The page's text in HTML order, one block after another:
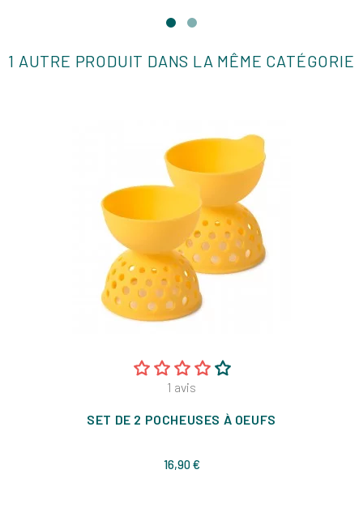
1 AUTRE PRODUIT DANS LA MÊME CATÉGORIE
1 avis
SET DE 2 POCHEUSES À OEUFS
16,90 €Prix